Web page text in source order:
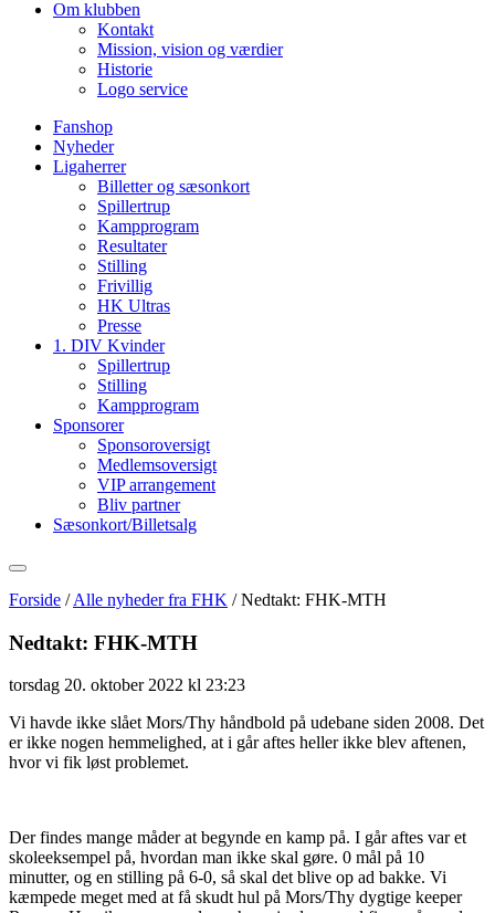
Om klubben
Kontakt
Mission, vision og værdier
Historie
Logo service
Fanshop
Nyheder
Ligaherrer
Billetter og sæsonkort
Spillertrup
Kampprogram
Resultater
Stilling
Frivillig
HK Ultras
Presse
1. DIV Kvinder
Spillertrup
Stilling
Kampprogram
Sponsorer
Sponsoroversigt
Medlemsoversigt
VIP arrangement
Bliv partner
Sæsonkort/Billetsalg
Forside /Alle nyheder fra FHK /Nedtakt: FHK-MTH
Nedtakt: FHK-MTH
torsdag 20. oktober 2022 kl 23:23
Vi havde ikke slået Mors/Thy håndbold på udebane siden 2008. Det
er ikke nogen hemmelighed, at i går aftes heller ikke blev aftenen,
hvor vi fik løst problemet.
Der findes mange måder at begynde en kamp på. I går aftes var et
skoleeksempel på, hvordan man ikke skal gøre. 0 mål på 10
minutter, og en stilling på 6-0, så skal det blive op ad bakke. Vi
kæmpede meget med at få skudt hul på Mors/Thy dygtige keeper